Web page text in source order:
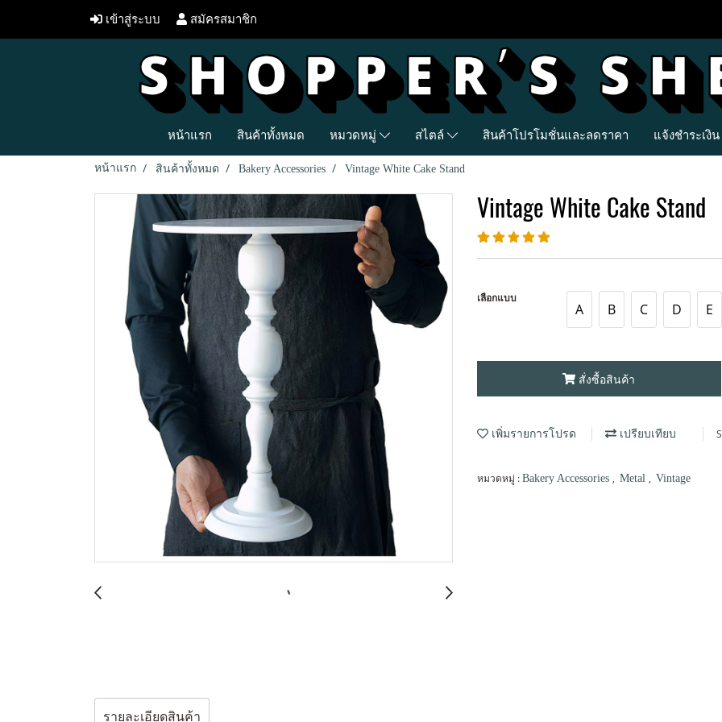
เข้าสู่ระบบ สมัครสมาชิก
หน้าแรก สินค้าทั้งหมด หมวดหมู่ สไตล์ สินค้าโปรโมชั่นและลดราคา แจ้งชำระเงิน
หน้าแรก สินค้าทั้งหมด Bakery Accessories Vintage White Cake Stand
Vintage White Cake Stand
เลือกแบบ
A B C D E
สั่งซื้อสินค้า
เพิ่มรายการโปรด เปรียบเทียบ
หมวดหมู่ : Bakery Accessories , Metal , Vintage
รายละเอียดสินค้า